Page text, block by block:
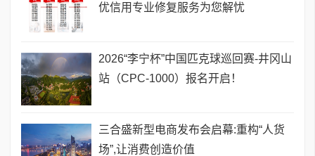
优信用专业修复服务为您解忧
2026“李宁杯”中国匹克球巡回赛-井冈山
站（CPC-1000）报名开启！
三合盛新型电商发布会启幕:重构“人货
场”,让消费创造价值